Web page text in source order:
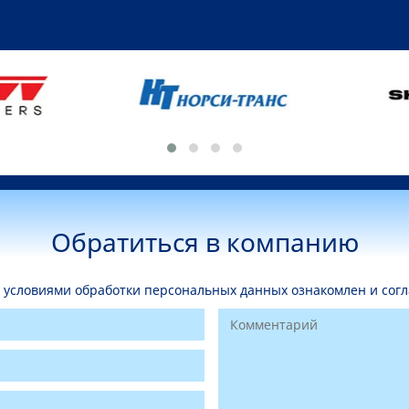
Обратиться в компанию
обработки персональных данных ознакомлен и